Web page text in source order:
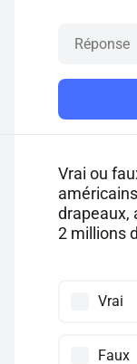
Vrai ou
drapeaux,
2 millions
Vrai
Faux